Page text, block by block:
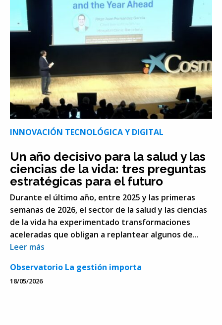
INNOVACIÓN TECNOLÓGICA Y DIGITAL
Un año decisivo para la salud y las
ciencias de la vida: tres preguntas
estratégicas para el futuro
Durante el último año, entre 2025 y las primeras
semanas de 2026, el sector de la salud y las ciencias
de la vida ha experimentado transformaciones
aceleradas que obligan a replantear algunos de...
Leer más
Observatorio La gestión importa
18/05/2026